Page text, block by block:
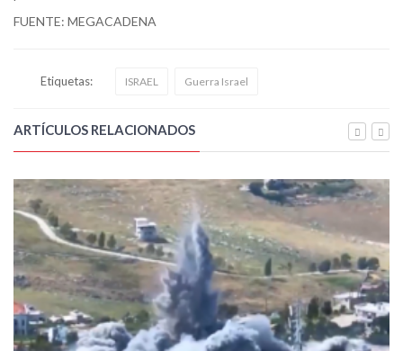
FUENTE: MEGACADENA
Etiquetas: ISRAEL Guerra Israel
ARTÍCULOS RELACIONADOS